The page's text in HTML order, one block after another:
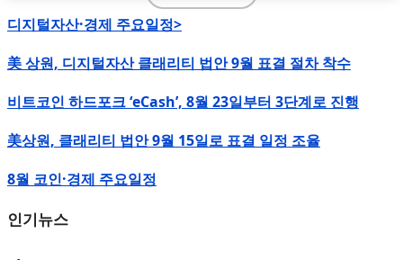
디지털자산·경제 주요일정>
美 상원, 디지털자산 클래리티 법안 9월 표결 절차 착수
비트코인 하드포크 ‘eCash’, 8월 23일부터 3단계로 진행
美상원, 클래리티 법안 9월 15일로 표결 일정 조율
8월 코인·경제 주요일정
인기뉴스